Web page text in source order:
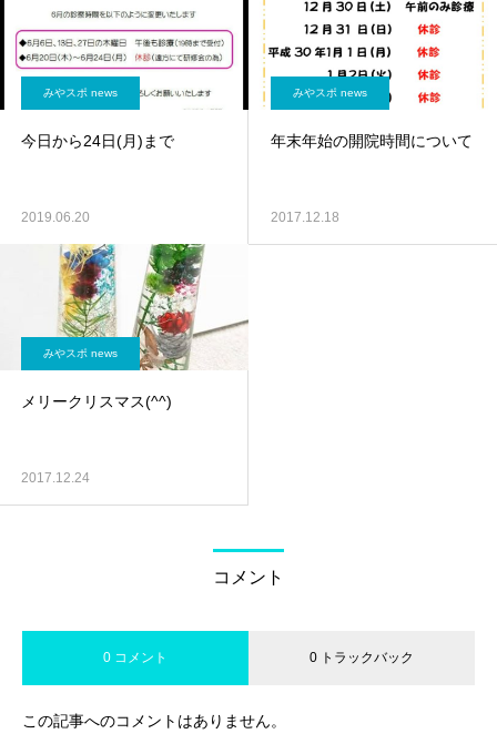
みやスポ news
今日から24日(月)まで
2019.06.20
みやスポ news
年末年始の開院時間について
2017.12.18
みやスポ news
メリークリスマス(^^)
2017.12.24
コメント
0 コメント 0 トラックバック
この記事へのコメントはありません。